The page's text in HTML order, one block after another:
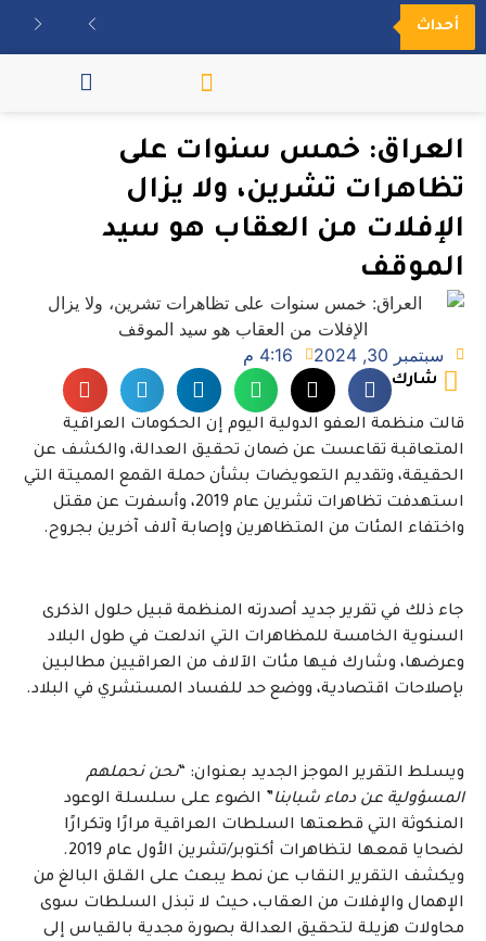
أحداث
العراق: خمس سنوات على
تظاهرات تشرين، ولا يزال
الإفلات من العقاب هو سيد
الموقف
سبتمبر 30, 2024 4:16 م
شارك
قالت منظمة العفو الدولية اليوم إن الحكومات العراقية
المتعاقبة تقاعست عن ضمان تحقيق العدالة، والكشف عن
الحقيقة، وتقديم التعويضات بشأن حملة القمع المميتة التي
استهدفت تظاهرات تشرين عام 2019، وأسفرت عن مقتل
واختفاء المئات من المتظاهرين وإصابة آلاف آخرين بجروح.
جاء ذلك في تقرير جديد أصدرته المنظمة قبيل حلول الذكرى
السنوية الخامسة للمظاهرات التي اندلعت في طول البلاد
وعرضها، وشارك فيها مئات الآلاف من العراقيين مطالبين
بإصلاحات اقتصادية، ووضع حد للفساد المستشري في البلاد.
ويسلط التقرير الموجز الجديد بعنوان: “نحن نحملهم
المسؤولية عن دماء شبابنا” الضوء على سلسلة الوعود
المنكوثة التي قطعتها السلطات العراقية مرارًا وتكرارًا
لضحايا قمعها لتظاهرات أكتوبر/تشرين الأول عام 2019.
ويكشف التقرير النقاب عن نمط يبعث على القلق البالغ من
الإهمال والإفلات من العقاب، حيث لا تبذل السلطات سوى
محاولات هزيلة لتحقيق العدالة بصورة مجدية بالقياس إلى